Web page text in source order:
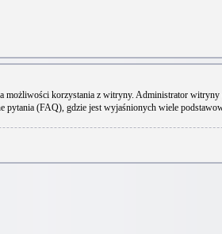
korzystania z witryny. Administrator
pytania (FAQ), gdzie jest wyjaśnionych wiele